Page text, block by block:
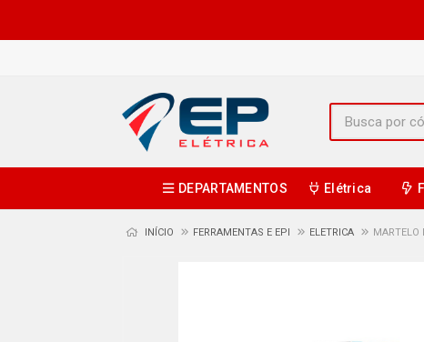
DEPARTAMENTOS Elétrica
INÍCIO FERRAMENTAS E EPI ELETRICA MARTELO